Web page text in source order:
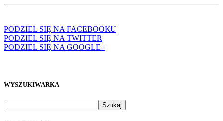
PODZIEL SIĘ NA FACEBOOKU
PODZIEL SIĘ NA TWITTER
PODZIEL SIĘ NA GOOGLE+
WYSZUKIWARKA